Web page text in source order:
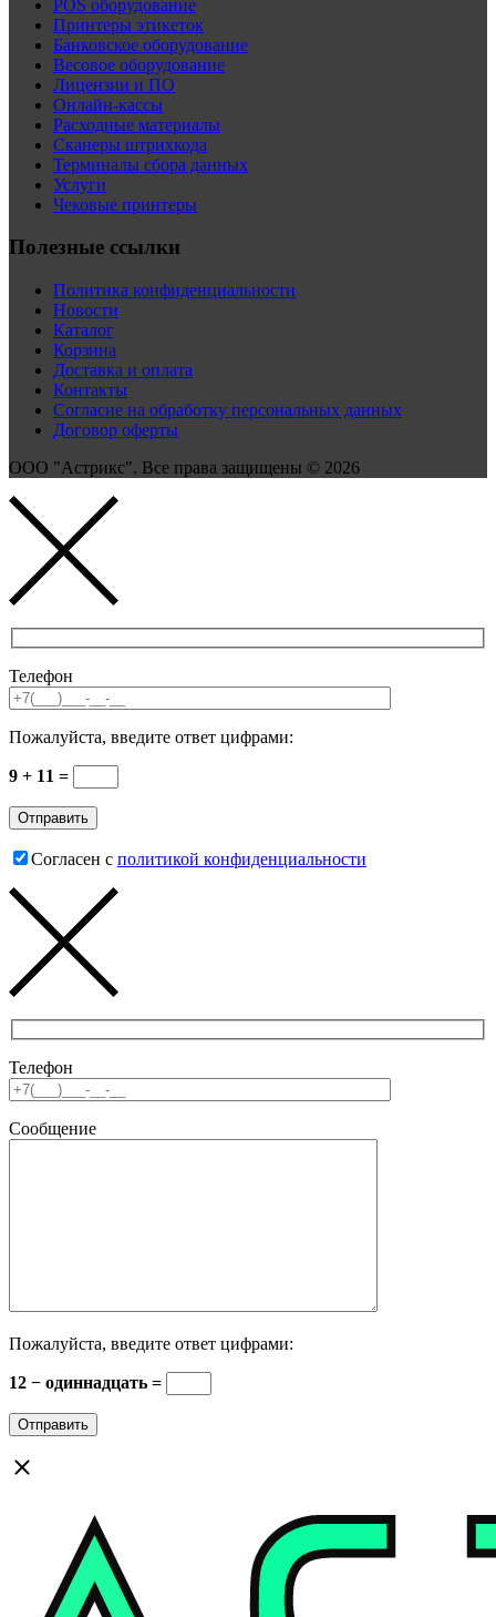
POS оборудование
Принтеры этикеток
Банковское оборудование
Весовое оборудование
Лицензии и ПО
Онлайн-кассы
Расходные материалы
Сканеры штрихкода
Терминалы сбора данных
Услуги
Чековые принтеры
Полезные ссылки
Политика конфиденциальности
Новости
Каталог
Корзина
Доставка и оплата
Контакты
Согласие на обработку персональных данных
Договор оферты
ООО "Астрикс". Все права защищены © 2026
Телефон
Пожалуйста, введите ответ цифрами:
9 + 11 =
Согласен с политикой конфиденциальности
Телефон
Сообщение
Пожалуйста, введите ответ цифрами:
12 − одиннадцать =